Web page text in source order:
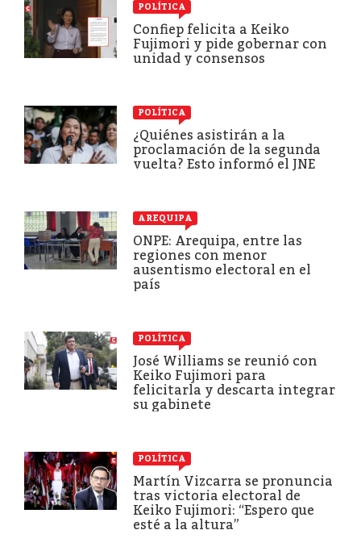
POLÍTICA
Confiep felicita a Keiko
Fujimori y pide gobernar con
unidad y consensos
POLÍTICA
¿Quiénes asistirán a la
proclamación de la segunda
vuelta? Esto informó el JNE
AREQUIPA
ONPE: Arequipa, entre las
regiones con menor
ausentismo electoral en el
país
POLÍTICA
José Williams se reunió con
Keiko Fujimori para
felicitarla y descarta integrar
su gabinete
POLÍTICA
Martín Vizcarra se pronuncia
tras victoria electoral de
Keiko Fujimori: “Espero que
esté a la altura”